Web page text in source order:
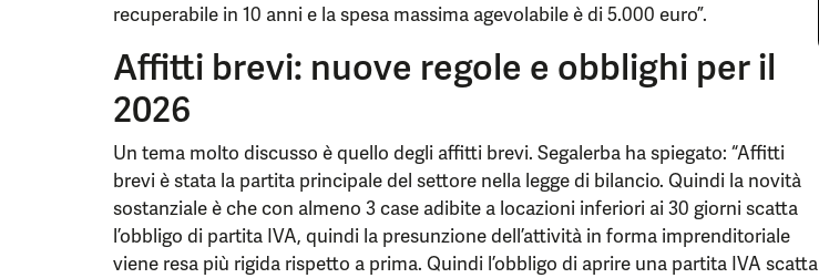
recuperabile in 10 anni e la spesa massima agevolabile è di 5.000 euro”.
Affitti brevi: nuove regole e obblighi per il
2026
Un tema molto discusso è quello degli affitti brevi. Segalerba ha spiegato: “Affitti
brevi è stata la partita principale del settore nella legge di bilancio. Quindi la novità
sostanziale è che con almeno 3 case adibite a locazioni inferiori ai 30 giorni scatta
l’obbligo di partita IVA, quindi la presunzione dell’attività in forma imprenditoriale
viene resa più rigida rispetto a prima. Quindi l’obbligo di aprire una partita IVA scatta